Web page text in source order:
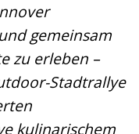
gemeinsam
zu erleben –
Stadtrallye
kulinarischem